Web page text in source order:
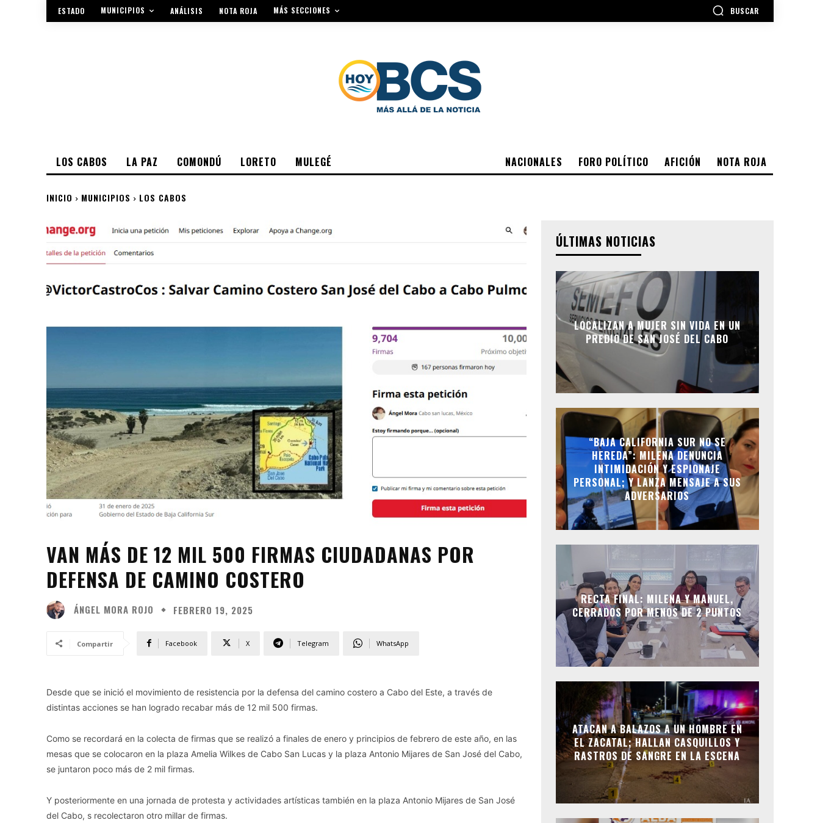
ESTADO MUNICIPIOS ANÁLISIS NOTA ROJA MÁS SECCIONES BUSCAR
NACIONALES FORO POLÍTICO AFICIÓN NOTA ROJA
LOS CABOS LA PAZ COMONDÚ LORETO MULEGÉ
INICIO MUNICIPIOS LOS CABOS
VAN MÁS DE 12 MIL 500 FIRMAS CIUDADANAS POR
DEFENSA DE CAMINO COSTERO
ÁNGEL MORA ROJO FEBRERO 19, 2025
Compartir Facebook X Telegram WhatsApp
Desde que se inició el movimiento de resistencia por la defensa del camino costero a Cabo del Este, a través de
distintas acciones se han logrado recabar más de 12 mil 500 firmas.
Como se recordará en la colecta de firmas que se realizó a finales de enero y principios de febrero de este año, en las
mesas que se colocaron en la plaza Amelia Wilkes de Cabo San Lucas y la plaza Antonio Mijares de San José del Cabo,
se juntaron poco más de 2 mil firmas.
Y posteriormente en una jornada de protesta y actividades artísticas también en la plaza Antonio Mijares de San José
del Cabo, s recolectaron otro millar de firmas.
ÚLTIMAS NOTICIAS
LOCALIZAN A MUJER SIN VIDA EN UN
PREDIO DE SAN JOSÉ DEL CABO
“BAJA CALIFORNIA SUR NO SE
HEREDA”: MILENA DENUNCIA
INTIMIDACIÓN Y ESPIONAJE
PERSONAL; Y LANZA MENSAJE A SUS
ADVERSARIOS
RECTA FINAL: MILENA Y MANUEL,
CERRADOS POR MENOS DE 2 PUNTOS
ATACAN A BALAZOS A UN HOMBRE EN
EL ZACATAL; HALLAN CASQUILLOS Y
RASTROS DE SANGRE EN LA ESCENA